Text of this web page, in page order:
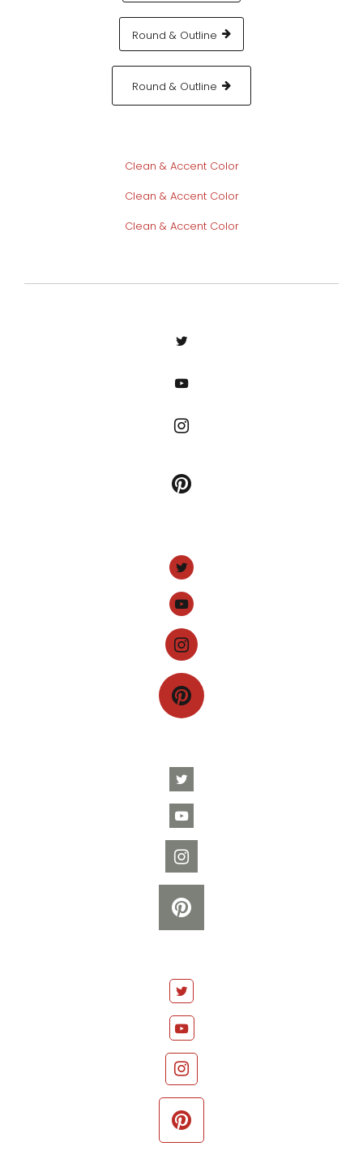
Round & Outline
Round & Outline
Clean & Accent Color
Clean & Accent Color
Clean & Accent Color